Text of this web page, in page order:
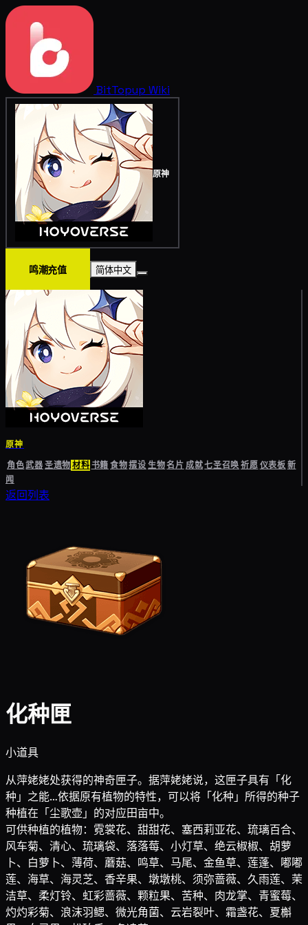
BitTopup Wiki
原神
鸣潮充值 简体中文
原神
角色武器圣遗物材料书籍食物摆设生物名片成就七圣召唤祈愿仪表板新
闻
返回列表
化种匣
小道具
从萍姥姥处获得的神奇匣子。据萍姥姥说，这匣子具有「化
种」之能…依据原有植物的特性，可以将「化种」所得的种子
种植在「尘歌壶」的对应田亩中。
可供种植的植物：霓裳花、甜甜花、塞西莉亚花、琉璃百合、
风车菊、清心、琉璃袋、落落莓、小灯草、绝云椒椒、胡萝
卜、白萝卜、薄荷、蘑菇、鸣草、马尾、金鱼草、莲蓬、嘟嘟
莲、海草、海灵芝、香辛果、墩墩桃、须弥蔷薇、久雨莲、茉
洁草、柔灯铃、虹彩蔷薇、颗粒果、苦种、肉龙掌、青蜜莓、
灼灼彩菊、浪沫羽鳃、微光角菌、云岩裂叶、霜盏花、夏槲